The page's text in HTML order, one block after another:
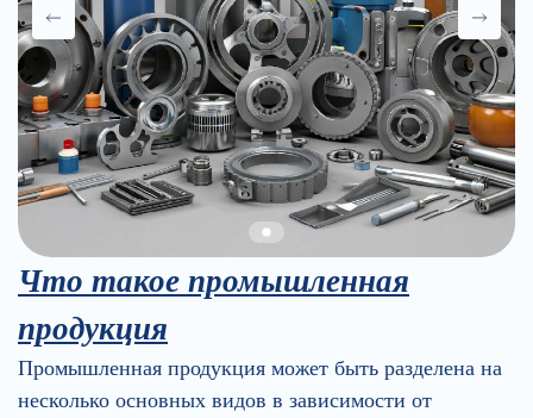
Что такое промышленная
продукция
Промышленная продукция может быть разделена на
несколько основных видов в зависимости от